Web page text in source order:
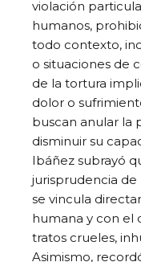
violación
humanos,
todo contexto,
o situaciones de
de la tortura
dolor o
buscan anular la
disminuir su
Ibáñez subrayó
jurisprudencia
se vincula
humana y con el
tratos crueles,
Asimismo,